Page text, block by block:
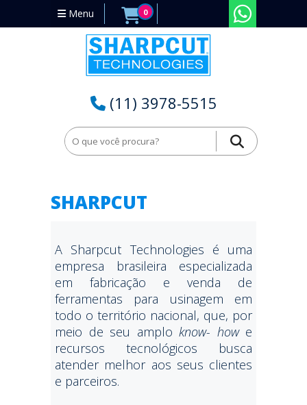
Menu 0
(11) 3978-5515
SHARPCUT
A Sharpcut Technologies é uma
empresa brasileira especializada
em fabricação e venda de
ferramentas para usinagem em
todo o território nacional, que, por
meio de seu amplo know- howe
recursos tecnológicos busca
atender melhor aos seus clientes
e parceiros.